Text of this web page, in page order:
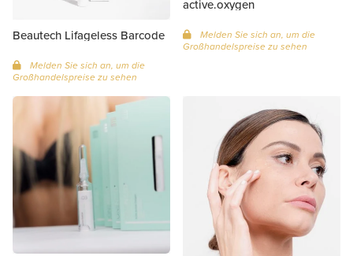
Beautech Lifageless Barcode
Melden Sie sich an, um die
Großhandelspreise zu sehen
active.oxygen
Melden Sie sich an, um die
Großhandelspreise zu sehen